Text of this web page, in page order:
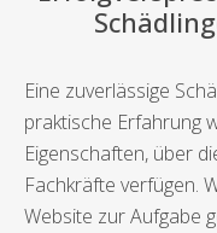
Eine zuverlässige
praktische Erfahrung
Eigenschaften, über
Fachkräfte verfügen.
Website zur Aufgabe